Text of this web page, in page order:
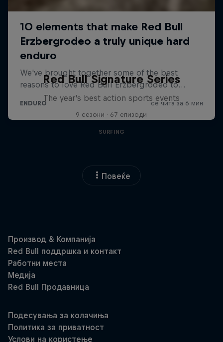
Red Bull Signature Series
The year's best action sports events
9 сезони · 67 епизоди
SURFING
Повеќе